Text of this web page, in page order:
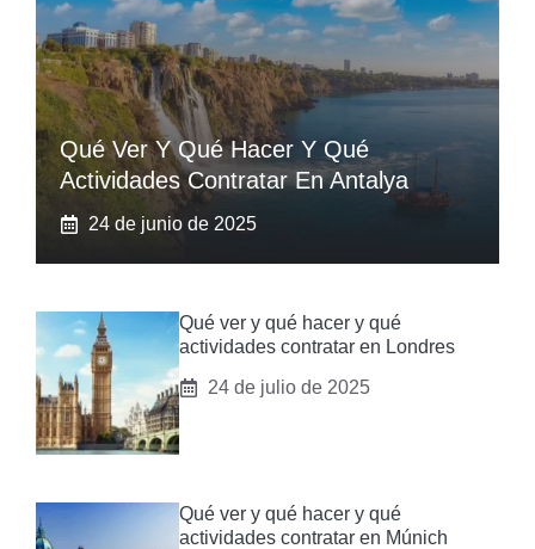
Qué Ver Y Qué Hacer Y Qué
Actividades Contratar En Antalya
24 de junio de 2025
Qué ver y qué hacer y qué
actividades contratar en Londres
24 de julio de 2025
Qué ver y qué hacer y qué
actividades contratar en Múnich